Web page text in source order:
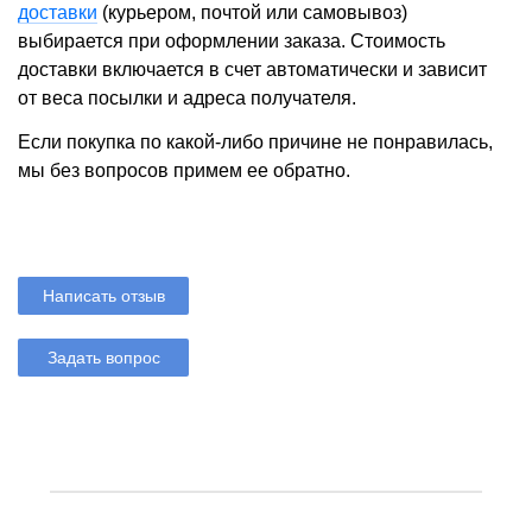
доставки (курьером, почтой или самовывоз)
выбирается при оформлении заказа. Стоимость
доставки включается в счет автоматически и зависит
от веса посылки и адреса получателя.
Если покупка по какой-либо причине не понравилась,
мы без вопросов примем ее обратно.
Написать отзыв
Задать вопрос